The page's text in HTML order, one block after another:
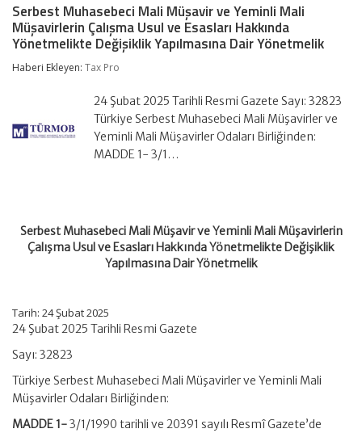
Mali
Müşavir
ve
Mali
Çalışma
ve
Esasları
Hakkında
için
Serbest Muhasebeci Mali Müşavir ve Yeminli Mali
Müşavirlerin Çalışma Usul ve Esasları Hakkında
Yönetmelikte Değişiklik Yapılmasına Dair Yönetmelik
Haberi Ekleyen: Tax Pro
24 Şubat 2025 Tarihli Resmi Gazete Sayı: 32823
Türkiye Serbest Muhasebeci Mali Müşavirler ve
Yeminli Mali Müşavirler Odaları Birliğinden:
MADDE 1- 3/1…
Serbest Muhasebeci Mali Müşavir ve Yeminli Mali Müşavirlerin
Çalışma Usul ve Esasları Hakkında Yönetmelikte Değişiklik
Yapılmasına Dair Yönetmelik
Tarih: 24 Şubat 2025
24 Şubat 2025 Tarihli Resmi Gazete
Sayı: 32823
Türkiye Serbest Muhasebeci Mali Müşavirler ve Yeminli Mali
Müşavirler Odaları Birliğinden:
MADDE 1-3/1/1990 tarihli ve 20391 sayılı Resmî Gazete’de